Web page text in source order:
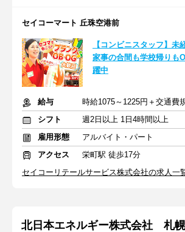
セイコーマート 丘珠空港前
【コンビニスタッフ】未
家事の合間も学校帰りも
躍中
給与
時給1075～1225円＋交通費
シフト
週2日以上 1日4時間以上
雇用形態
アルバイト・パート
アクセス
栄町駅 徒歩17分
セイコーリテールサービス株式会社の求人一
北日本エネルギー株式会社 札